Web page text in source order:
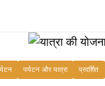
पर्यटन और यात्रा प्रदर्शित